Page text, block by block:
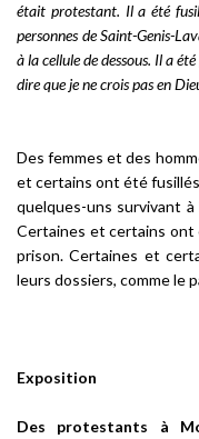
était protestant. Il a été
personnes de Saint-Genis-
à la cellule de dessous. Il a
dire que je ne crois pas en
Des femmes et des
et certains ont été
quelques-uns survivant
Certaines et certains ont
prison. Certaines et
leurs dossiers, comme le
Exposition
Des protestants à